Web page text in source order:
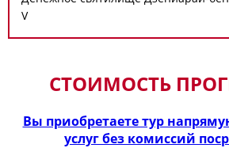
V
СТОИМОСТЬ
Вы приобретаете тур
услуг без комиссий